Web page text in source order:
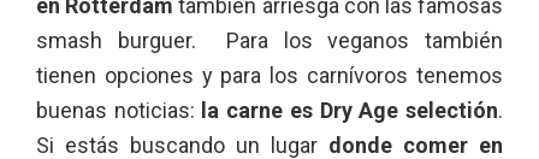
smash burguer. Para los veganos también
tienen opciones y para los carnívoros tenemos
buenas noticias: la carne es Dry Age selectión.
Si estás buscando un lugar donde comer en